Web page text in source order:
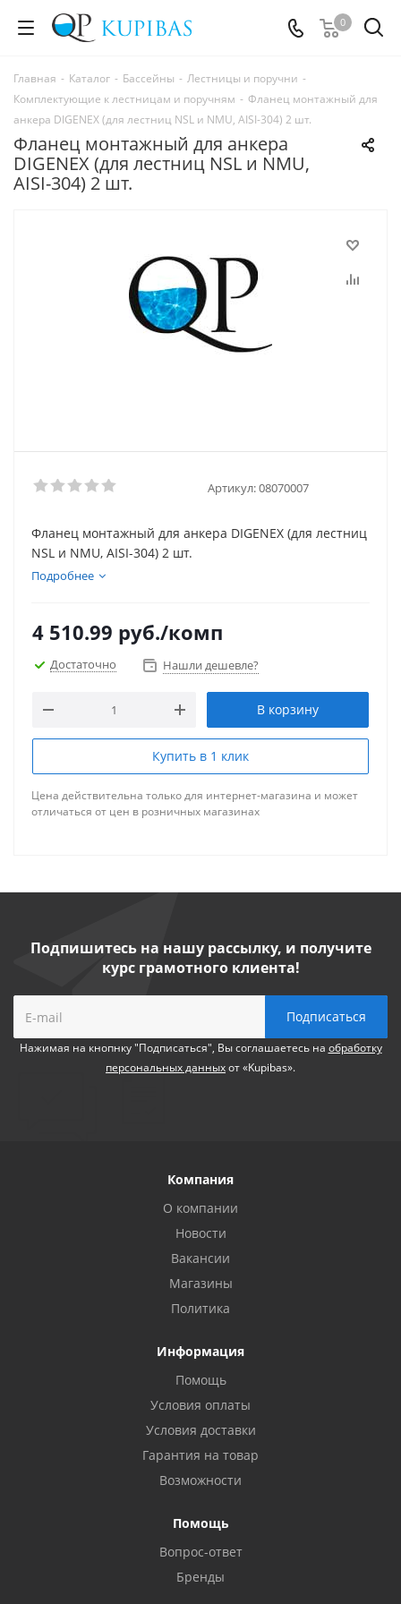
0
Главная - Каталог - Бассейны - Лестницы и поручни -
Комплектующие к лестницам и поручням - Фланец монтажный для
анкера DIGENEX (для лестниц NSL и NMU, AISI-304) 2 шт.
Фланец монтажный для анкера
DIGENEX (для лестниц NSL и NMU,
AISI-304) 2 шт.
Артикул:08070007
Фланец монтажный для анкера DIGENEX (для лестниц
NSL и NMU, AISI-304) 2 шт.
Подробнее
4 510.99 руб./комп
Достаточно Нашли дешевле?
В корзину
Купить в 1 клик
Цена действительна только для интернет-магазина и может
отличаться от цен в розничных магазинах
Подпишитесь на нашу рассылку, и получите
курс грамотного клиента!
Нажимая на кнопнку "Подписаться", Вы соглашаетесь на обработку
персональных данныхот «Kupibas».
Компания
О компании
Новости
Вакансии
Магазины
Политика
Информация
Помощь
Условия оплаты
Условия доставки
Гарантия на товар
Возможности
Помощь
Вопрос-ответ
Бренды